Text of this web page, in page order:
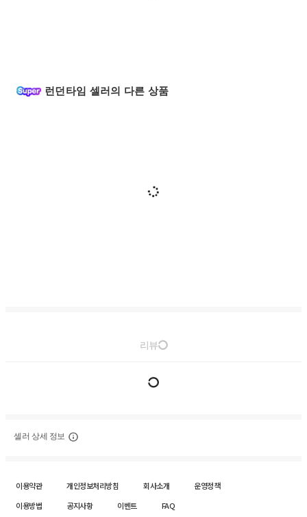
런던타임 셀러의 다른 상품
리뷰
셀러 상세 정보
이용약관 개인정보처리방침 회사소개
운영정책
이용방법
공지사항 이벤트 FAQ